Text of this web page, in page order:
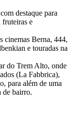
destaque para
fruteiras e
cinemas Berna, 444,
e touradas na
do Trem Alto, onde
(La Fabbrica),
para além de uma
de bairro.